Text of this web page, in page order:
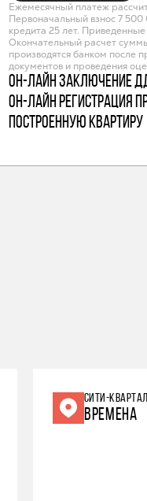
Ежемесячный платеж
Первоначальный взнос 7
кредита 25 лет.
Окончательный расчет
производятся банком после
документов и проведения
Он-лайн заключение
Он-лайн регистрация
построенную квартиру
СИТИ-КВАРТАЛ
ВРЕМЕНА